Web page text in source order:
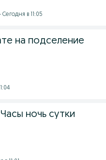
в 11:05
на подселение
ночь сутки